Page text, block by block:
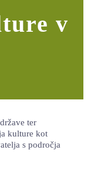
v
ter
kulture kot
s področja